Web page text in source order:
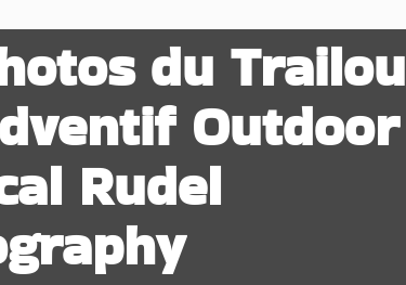
du Trailou
Outdoor
Rudel